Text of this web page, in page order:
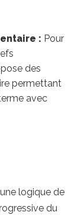
: Pour
des
permettant
avec
logique de
du